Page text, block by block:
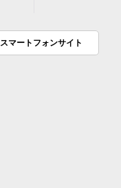
スマートフォンサイト